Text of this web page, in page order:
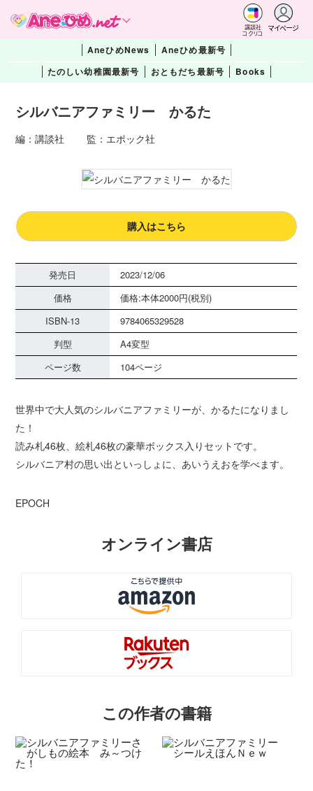
講談社
コクリコ
マイページ
AneひめNews
Aneひめ最新号
たのしい幼稚園最新号
おともだち最新号 Books
シルバニアファミリー かるた
編：講談社 監：エポック社
購入はこちら
発売日
2023/12/06
価格
価格:本体2000円(税別)
ISBN-13
9784065329528
判型
A4変型
ページ数
104ページ
世界中で大人気のシルバニアファミリーが、かるたになりまし
た！
読み札46枚、絵札46枚の豪華ボックス入りセットです。
シルバニア村の思い出といっしょに、あいうえおを学べます。
EPOCH
オンライン書店
この作者の書籍